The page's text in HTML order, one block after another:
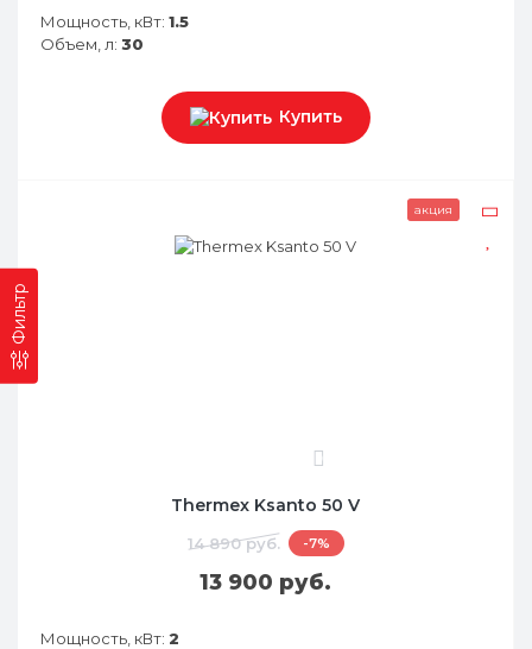
Фильтр
Мощность, кВт: 1.5
Объем, л: 30
Купить
акция
0
Thermex Ksanto 50 V
14 890 руб. -7%
13 900 руб.
Мощность, кВт: 2